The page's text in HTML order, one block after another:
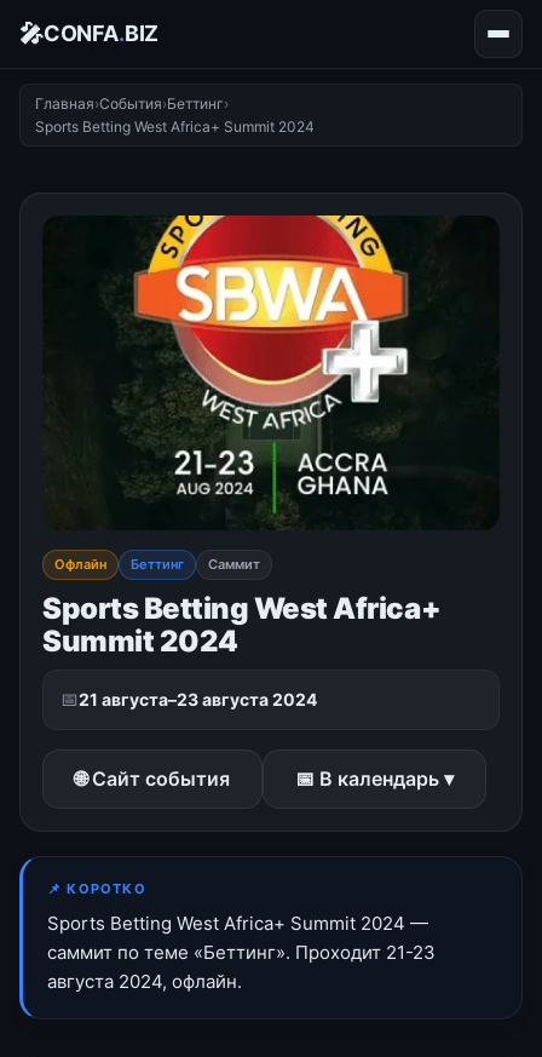
🎤CONFA.BIZ
Главная›События›Беттинг›
Sports Betting West Africa+ Summit 2024
Офлайн Беттинг Саммит
Sports Betting West Africa+
Summit 2024
📅21 августа–23 августа 2024
🌐 Сайт события 📅 В календарь ▾
📌 КОРОТКО
Sports Betting West Africa+ Summit 2024 —
саммит по теме «Беттинг». Проходит 21-23
августа 2024, офлайн.